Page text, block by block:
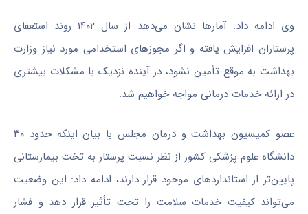
وی ادامه داد: آمارها نشان می‌دهد از سال ۱۴۰۲ روند استعفای
پرستاران افزایش یافته و اگر مجوزهای استخدامی مورد نیاز وزارت
بهداشت به موقع تأمین نشود، در آینده نزدیک با مشکلات بیشتری
در ارائه خدمات درمانی مواجه خواهیم شد.
عضو کمیسیون بهداشت و درمان مجلس با بیان اینکه حدود ۳۰
دانشگاه علوم پزشکی کشور از نظر نسبت پرستار به تخت بیمارستانی
پایین‌تر از استانداردهای موجود قرار دارند، ادامه داد: این وضعیت
می‌تواند کیفیت خدمات سلامت را تحت تأثیر قرار دهد و فشار